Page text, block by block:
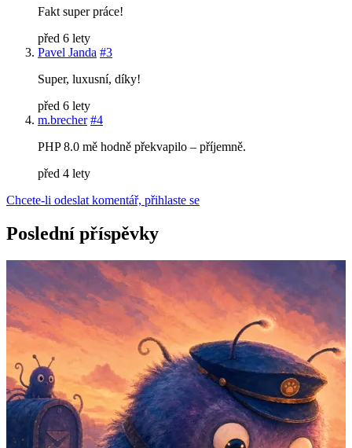
Fakt super práce!
před 6 lety
Pavel Janda #3
Super, luxusní, díky!
před 6 lety
m.brecher #4
PHP 8.0 mě hodně překvapilo – příjemně.
před 4 lety
Chcete-li odeslat komentář, přihlaste se
Poslední příspěvky